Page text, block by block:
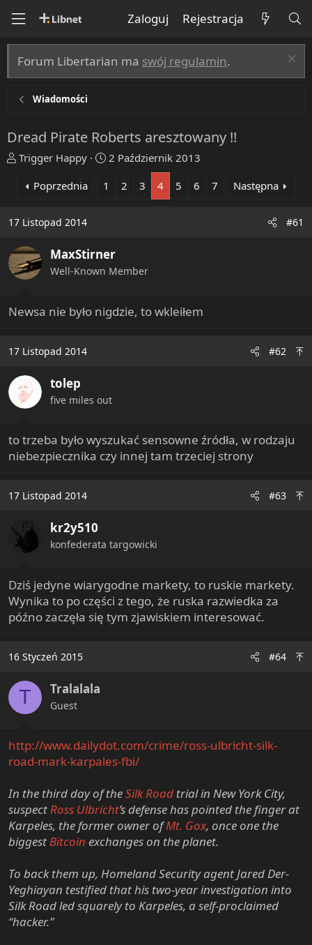
Zaloguj Rejestracja
Forum Libertarian ma swój regulamin.
Wiadomości
Dread Pirate Roberts aresztowany !!
T
a
d
s
a
e
Trigger Happy
R
ę
t
2 Październik 2013
Poprzednia
1 2 3 4 5 6 7 Następna
17 Listopad 2014 #61
MaxStirner
Well-Known Member
Newsa nie było nigdzie, to wkleiłem
17 Listopad 2014 #62
tolep
five miles out
to trzeba było wyszukać sensowne źródła, w rodzaju
niebezpiecznika czy innej tam trzeciej strony
17 Listopad 2014 #63
kr2y510
konfederata targowicki
Dziś jedyne wiarygodne markety, to ruskie markety.
Wynika to po części z tego, że ruska razwiedka za
późno zaczęła się tym zjawiskiem interesować.
16 Styczeń 2015 #64
T Tralalala
Guest
http://www.dailydot.com/crime/ross-ulbricht-silk-
road-mark-karpales-fbi/
In the third day of theSilk Road trial in New York City,
suspectRoss Ulbricht’s defense has pointed the finger at
Karpeles, the former owner ofMt. Gox, once one the
biggestBitcoin exchanges on the planet.
To back them up, Homeland Security agent Jared Der-
Yeghiayan testified that his two-year investigation into
Silk Road led squarely to Karpeles, a self-proclaimed
“hacker.”